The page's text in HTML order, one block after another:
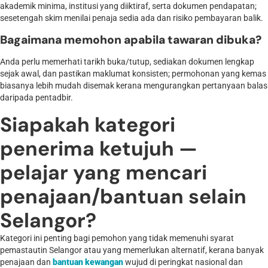
akademik minima, institusi yang diiktiraf, serta dokumen pendapatan;
sesetengah skim menilai penaja sedia ada dan risiko pembayaran balik.
Bagaimana memohon apabila tawaran dibuka?
Anda perlu memerhati tarikh buka/tutup, sediakan dokumen lengkap
sejak awal, dan pastikan maklumat konsisten; permohonan yang kemas
biasanya lebih mudah disemak kerana mengurangkan pertanyaan balas
daripada pentadbir.
Siapakah kategori
penerima ketujuh —
pelajar yang mencari
penajaan/bantuan selain
Selangor?
Kategori ini penting bagi pemohon yang tidak memenuhi syarat
pemastautin Selangor atau yang memerlukan alternatif, kerana banyak
penajaan dan bantuan kewanganwujud di peringkat nasional dan